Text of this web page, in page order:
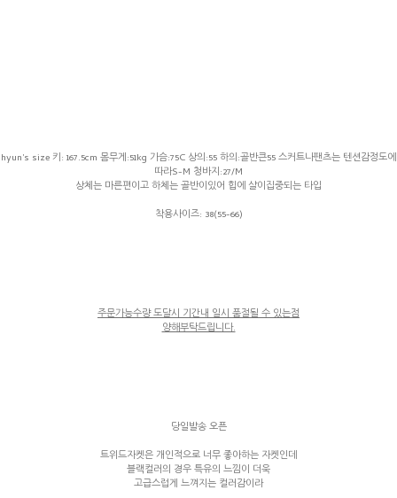
hyun's size 키: 167.5cm 몸무게:51kg 가슴:75C 상의:55 하의:골반큰55 스커트나팬츠는 텐션감정도에
따라S-M 청바지:27/M
상체는 마른편이고 하체는 골반이있어 힙에 살이집중되는 타입
착용사이즈: 38(55-66)
주문가능수량 도달시 기간내 일시 품절될 수 있는점
양해부탁드립니다.
당일발송 오픈
트위드자켓은 개인적으로 너무 좋아하는 자켓인데
블랙컬러의 경우 특유의 느낌이 더욱
고급스럽게 느껴지는 컬러감이라